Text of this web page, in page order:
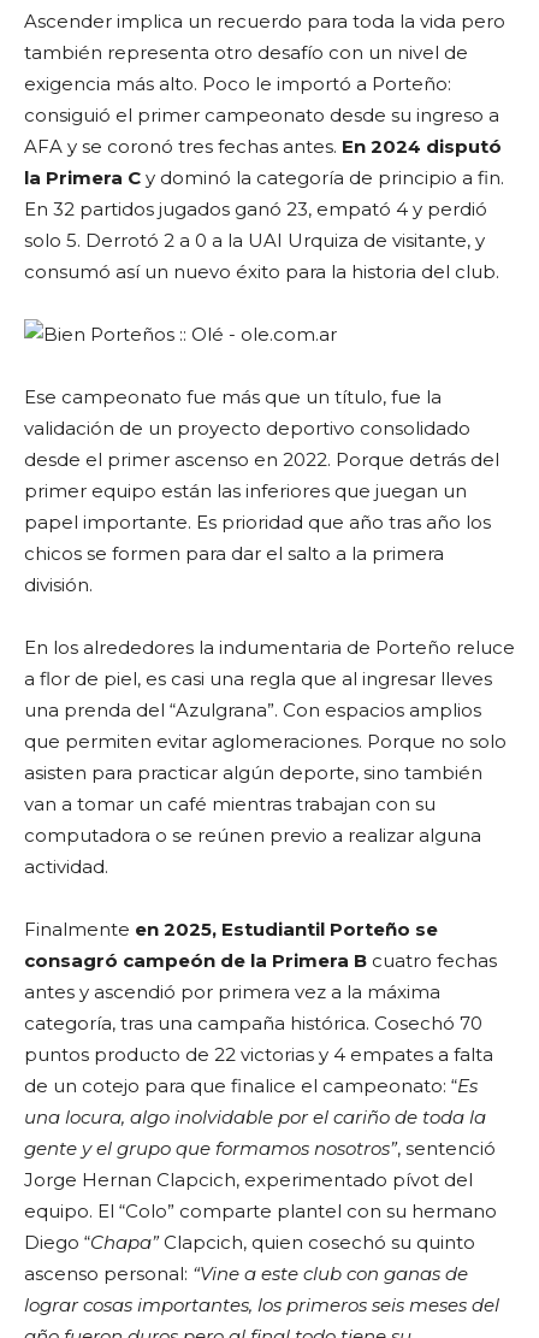
Ascender implica un recuerdo para toda la vida pero
también representa otro desafío con un nivel de
exigencia más alto. Poco le importó a Porteño:
consiguió el primer campeonato desde su ingreso a
AFA y se coronó tres fechas antes. En 2024 disputó
la Primera C y dominó la categoría de principio a fin.
En 32 partidos jugados ganó 23, empató 4 y perdió
solo 5. Derrotó 2 a 0 a la UAI Urquiza de visitante, y
consumó así un nuevo éxito para la historia del club.
Ese campeonato fue más que un título, fue la
validación de un proyecto deportivo consolidado
desde el primer ascenso en 2022. Porque detrás del
primer equipo están las inferiores que juegan un
papel importante. Es prioridad que año tras año los
chicos se formen para dar el salto a la primera
división.
En los alrededores la indumentaria de Porteño reluce
a flor de piel, es casi una regla que al ingresar lleves
una prenda del “Azulgrana”. Con espacios amplios
que permiten evitar aglomeraciones. Porque no solo
asisten para practicar algún deporte, sino también
van a tomar un café mientras trabajan con su
computadora o se reúnen previo a realizar alguna
actividad.
Finalmente en 2025, Estudiantil Porteño se
consagró campeón de la Primera B cuatro fechas
antes y ascendió por primera vez a la máxima
categoría, tras una campaña histórica. Cosechó 70
puntos producto de 22 victorias y 4 empates a falta
de un cotejo para que finalice el campeonato: “Es
una locura, algo inolvidable por el cariño de toda la
gente y el grupo que formamos nosotros”, sentenció
Jorge Hernan Clapcich, experimentado pívot del
equipo. El “Colo” comparte plantel con su hermano
Diego “Chapa” Clapcich, quien cosechó su quinto
ascenso personal: “Vine a este club con ganas de
lograr cosas importantes, los primeros seis meses del